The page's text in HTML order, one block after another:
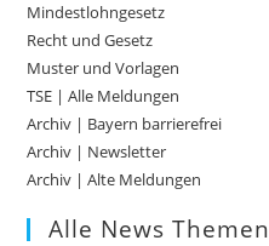
Mindestlohngesetz
Recht und Gesetz
Muster und Vorlagen
TSE | Alle Meldungen
Archiv | Bayern barrierefrei
Archiv | Newsletter
Archiv | Alte Meldungen
Alle News Themen